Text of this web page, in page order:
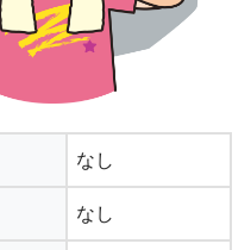
なし
なし